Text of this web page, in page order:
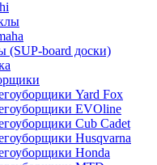
(SUP-board доски)
Yard Fox
EVOline
Cub Cadet
Husqvarna
Honda